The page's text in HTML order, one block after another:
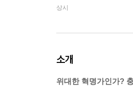
상시
소개
위대한 혁명가인가?